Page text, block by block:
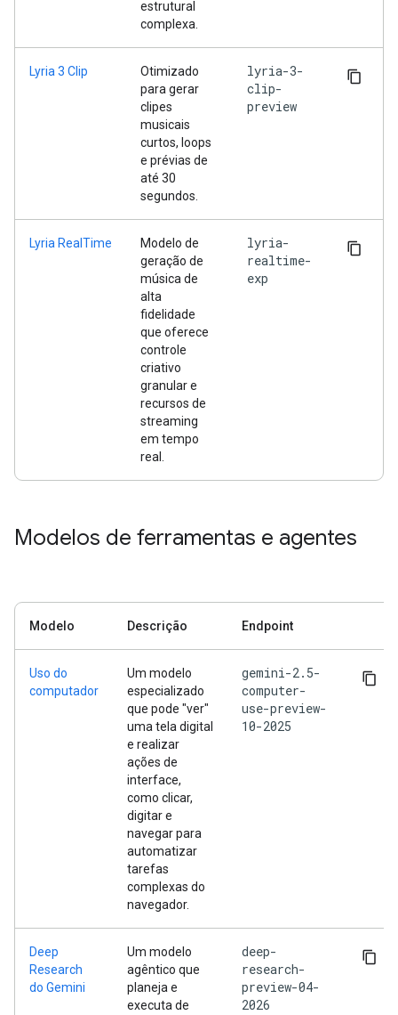
estrutural
complexa.
Lyria 3 Clip
Otimizado
para gerar
clipes
musicais
curtos, loops
e prévias de
até 30
segundos.
lyria-3-
clip-
preview
Lyria RealTime
Modelo de
geração de
música de
alta
fidelidade
que oferece
controle
criativo
granular e
recursos de
streaming
em tempo
real.
lyria-
realtime-
exp
Modelos de ferramentas e agentes
Modelo Descrição Endpoint
Uso do
computador
Um modelo
especializado
que pode "ver"
uma tela digital
e realizar
ações de
interface,
como clicar,
digitar e
navegar para
automatizar
tarefas
complexas do
navegador.
gemini-2.5-
computer-
use-preview-
10-2025
Deep
Research
do Gemini
Um modelo
agêntico que
planeja e
executa de
deep-
research-
preview-04-
2026